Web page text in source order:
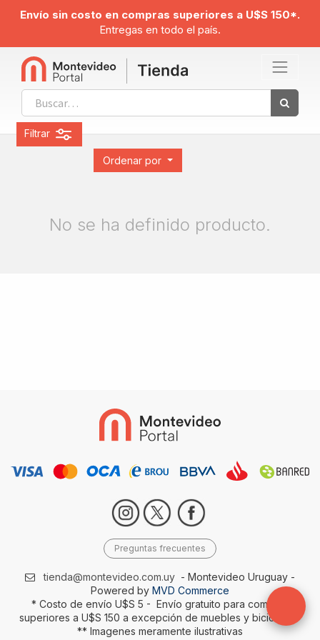
Envío sin costo en compras superiores a U$S 150*.
Entregas en todo el país.
Ordenar por
Filtrar
No se ha definido producto.
Preguntas frecuentes
tienda@montevideo.com.uy - Montevideo Uruguay -
Powered by MVD Commerce
* Costo de envío U$S 5 - Envío gratuito para compras
superiores a U$S 150 a excepción de muebles y bicicletas-
** Imagenes meramente ilustrativas